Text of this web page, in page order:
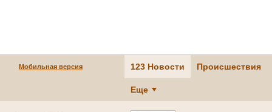
Мобильная версия 123 Новости Происшествия
Еще